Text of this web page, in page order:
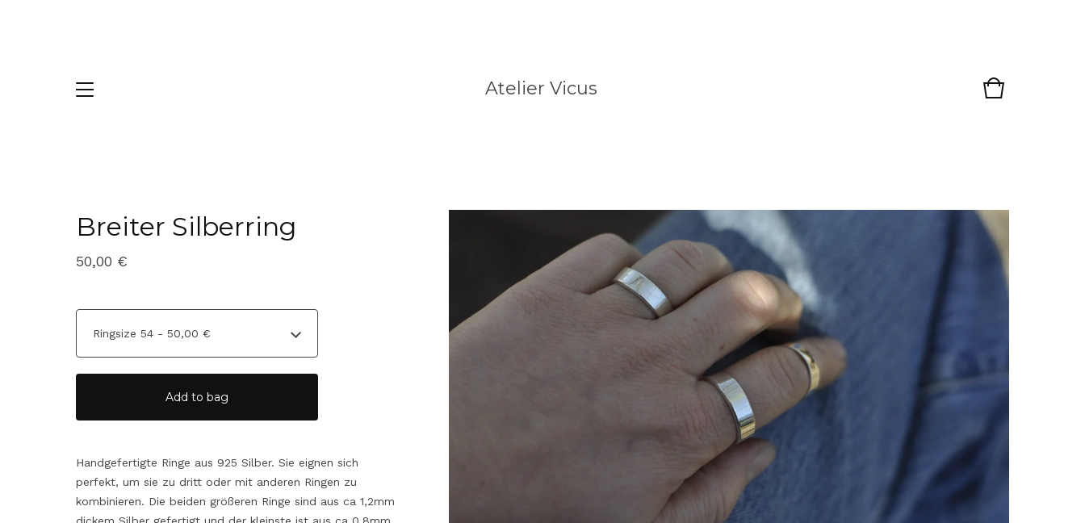
Atelier Vicus
Breiter Silberring
50,00 €
Add to bag
Handgefertigte Ringe aus 925 Silber. Sie eignen sich
perfekt, um sie zu dritt oder mit anderen Ringen zu
kombinieren. Die beiden größeren Ringe sind aus ca 1,2mm